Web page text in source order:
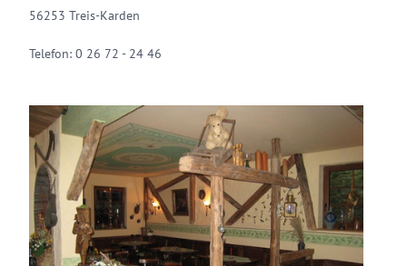
56253 Treis-Karden
Telefon: 0 26 72 - 24 46